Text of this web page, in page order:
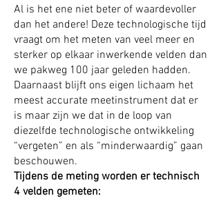
Al is het ene niet beter of waardevoller
dan het andere! Deze technologische tijd
vraagt om het meten van veel meer en
sterker op elkaar inwerkende velden dan
we pakweg 100 jaar geleden hadden.
Daarnaast blijft ons eigen lichaam het
meest accurate meetinstrument dat er
is maar zijn we dat in de loop van
diezelfde technologische ontwikkeling
“vergeten” en als “minderwaardig” gaan
beschouwen.
Tijdens de meting worden er technisch
4 velden gemeten: